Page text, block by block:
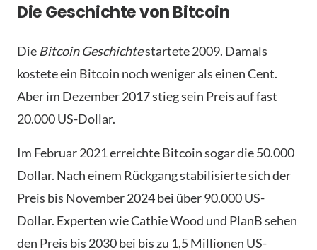
Die Geschichte von Bitcoin
Die Bitcoin Geschichtestartete 2009. Damals
kostete ein Bitcoin noch weniger als einen Cent.
Aber im Dezember 2017 stieg sein Preis auf fast
20.000 US-Dollar.
Im Februar 2021 erreichte Bitcoin sogar die 50.000
Dollar. Nach einem Rückgang stabilisierte sich der
Preis bis November 2024 bei über 90.000 US-
Dollar. Experten wie Cathie Wood und PlanB sehen
den Preis bis 2030 bei bis zu 1,5 Millionen US-